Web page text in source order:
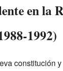
en la
1992)
constitución